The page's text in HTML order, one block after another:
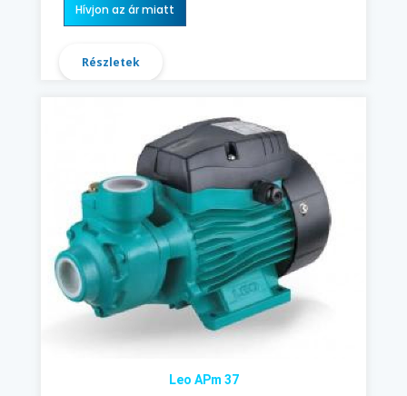
Hívjon az ár miatt
Részletek
Leo APm 37